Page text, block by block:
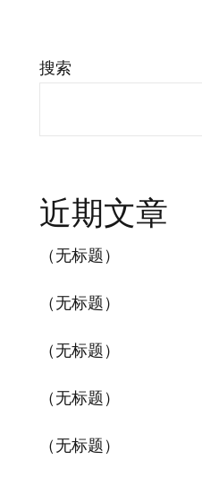
搜索
近期文章
（无标题）
（无标题）
（无标题）
（无标题）
（无标题）